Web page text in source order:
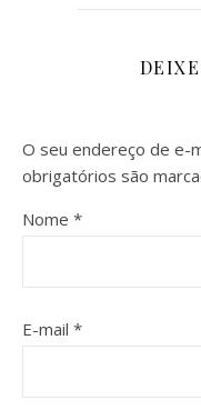
O seu endereço de e-
obrigatórios são
Nome *
E-mail *